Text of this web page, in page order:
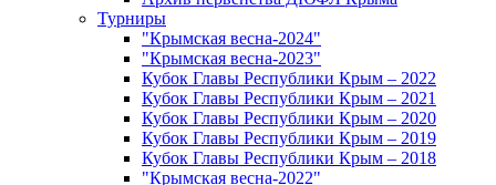
Турниры
"Крымская весна-2024"
"Крымская весна-2023"
Кубок Главы Республики Крым – 2022
Кубок Главы Республики Крым – 2021
Кубок Главы Республики Крым – 2020
Кубок Главы Республики Крым – 2019
Кубок Главы Республики Крым – 2018
"Крымская весна-2022"